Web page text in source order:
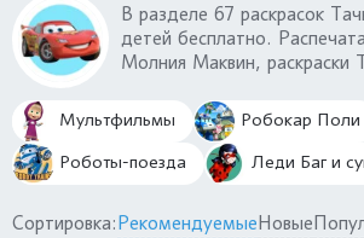
В разделе 67 раскрасок
детей бесплатно.
Молния Маквин, раскраски
персонажа мультфильма
Тачки-3 обожают
други героев мультика
раскрасках: Салли
Мультфильмы
Робокар Поли
Роботы-поезда
Леди Баг и
Сортировка:РекомендуемыеНовые